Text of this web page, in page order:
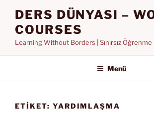
DERS DÜNYASI –
COURSES
Learning Without Borders | Sınırsız Öğrenme
Menü
ETIKET: YARDIMLAŞMA